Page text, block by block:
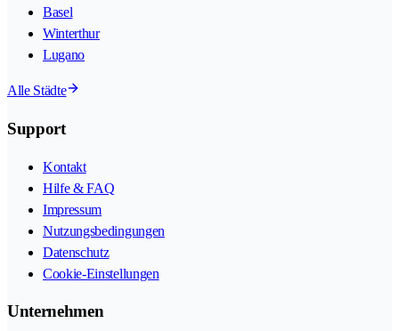
Basel
Winterthur
Lugano
Alle Städte
Support
Kontakt
Hilfe & FAQ
Impressum
Nutzungsbedingungen
Datenschutz
Cookie-Einstellungen
Unternehmen